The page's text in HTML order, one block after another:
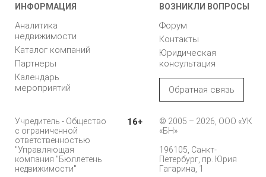
ИНФОРМАЦИЯ
Аналитика
недвижимости
Каталог компаний
Партнеры
Календарь
мероприятий
ВОЗНИКЛИ ВОПРОСЫ
Форум
Контакты
Юридическая
консультация
Обратная связь
Учредитель - Общество
с ограниченной
ответственностью
"Управляющая
компания "Бюллетень
недвижимости"
16+
© 2005 – 2026, ООО «УК
«БН»
196105, Санкт-
Петербург, пр. Юрия
Гагарина, 1